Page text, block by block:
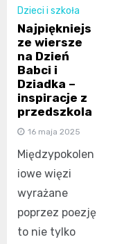
Dzieci i szkoła
Najpiękniejs
ze wiersze
na Dzień
Babci i
Dziadka –
inspiracje z
przedszkola
16 maja 2025
Międzypokolen
iowe więzi
wyrażane
poprzez poezję
to nie tylko